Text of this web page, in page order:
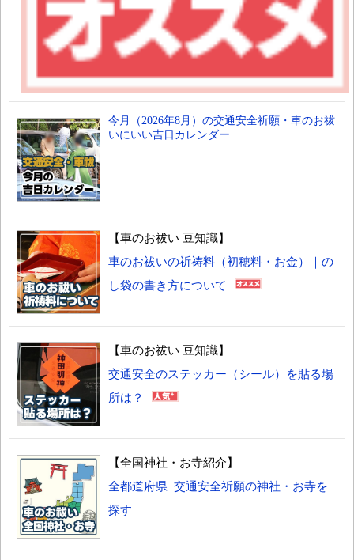
今月（2026年8月）の交通安全祈願・車のお祓
いにいい吉日カレンダー
【車のお祓い 豆知識】
車のお祓いの祈祷料（初穂料・お金）｜の
し袋の書き方について
【車のお祓い 豆知識】
交通安全のステッカー（シール）を貼る場
所は？
【全国神社・お寺紹介】
全都道府県 交通安全祈願の神社・お寺を
探す